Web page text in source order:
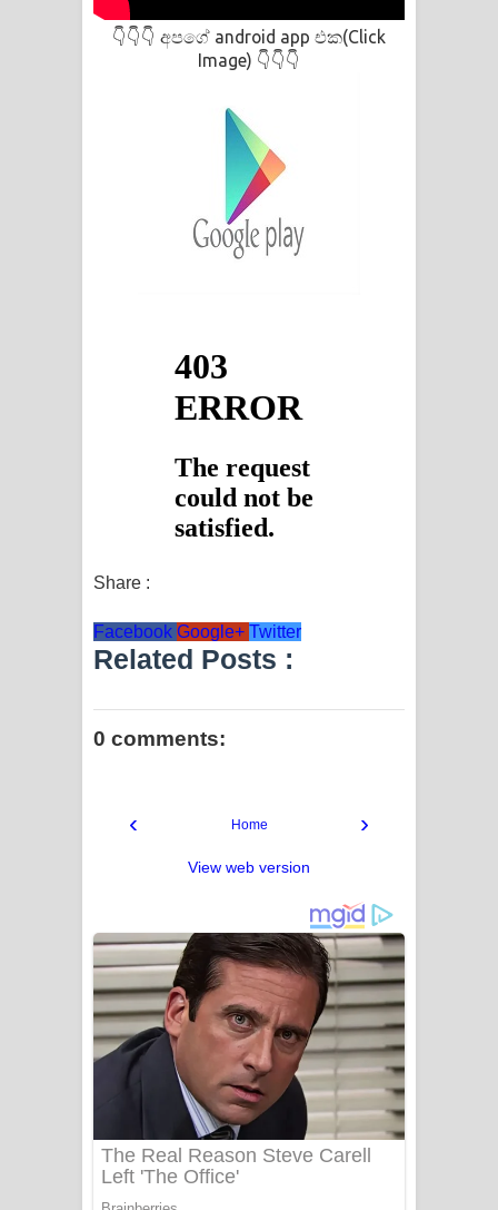
👇👇👇 අපගේ android app එක(Click
Image) 👇👇👇
Share :
Facebook Google+ Twitter
Related Posts :
0 comments:
‹ ›
Home
View web version